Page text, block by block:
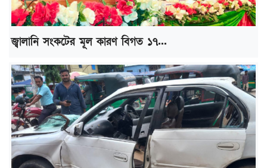
জ্বালানি সংকটের মূল কারণ বিগত ১৭...